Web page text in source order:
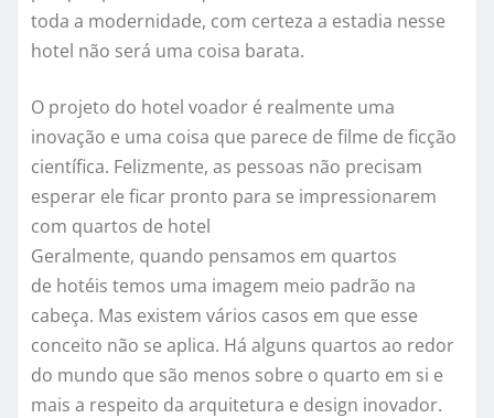
toda a modernidade, com certeza a estadia nesse
hotel não será uma coisa barata.
O projeto do hotel voador é realmente uma
inovação e uma coisa que parece de filme de ficção
científica. Felizmente, as pessoas não precisam
esperar ele ficar pronto para se impressionarem
com quartos de hotel
Geralmente, quando pensamos em quartos
de hotéis temos uma imagem meio padrão na
cabeça. Mas existem vários casos em que esse
conceito não se aplica. Há alguns quartos ao redor
do mundo que são menos sobre o quarto em si e
mais a respeito da arquitetura e design inovador.